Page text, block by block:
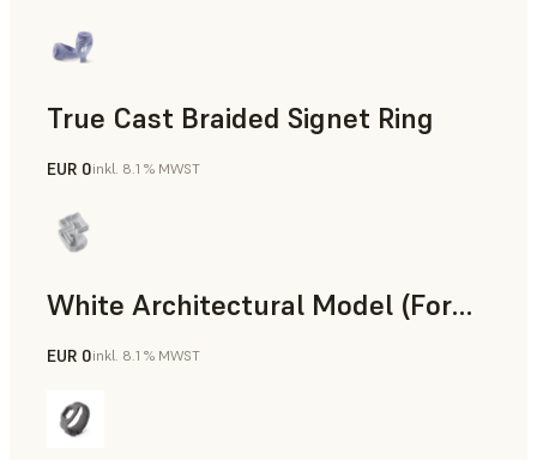
True Cast Braided Signet Ring
Schmuck
EUR 0inkl. 8.1 % MWST
White Architectural Model (Form 4)
Standard
EUR 0inkl. 8.1 % MWST